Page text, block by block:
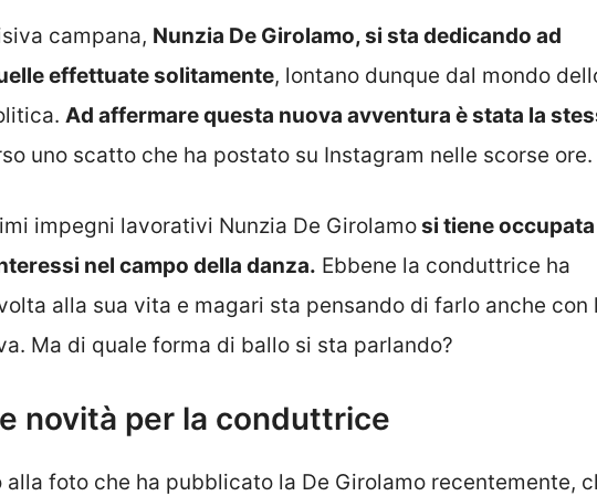
campana, Nunzia De Girolamo, si sta dedicando ad
effettuate solitamente, lontano dunque dal mondo
Ad affermare questa nuova avventura è stata la
uno scatto che ha postato su Instagram nelle scorse ore.
impegni lavorativi Nunzia De Girolamosi tiene occupata
nel campo della danza. Ebbene la conduttrice ha
alla sua vita e magari sta pensando di farlo anche con
Ma di quale forma di ballo si sta parlando?
novità per la conduttrice
alla foto che ha pubblicato la De Girolamo recentemente,